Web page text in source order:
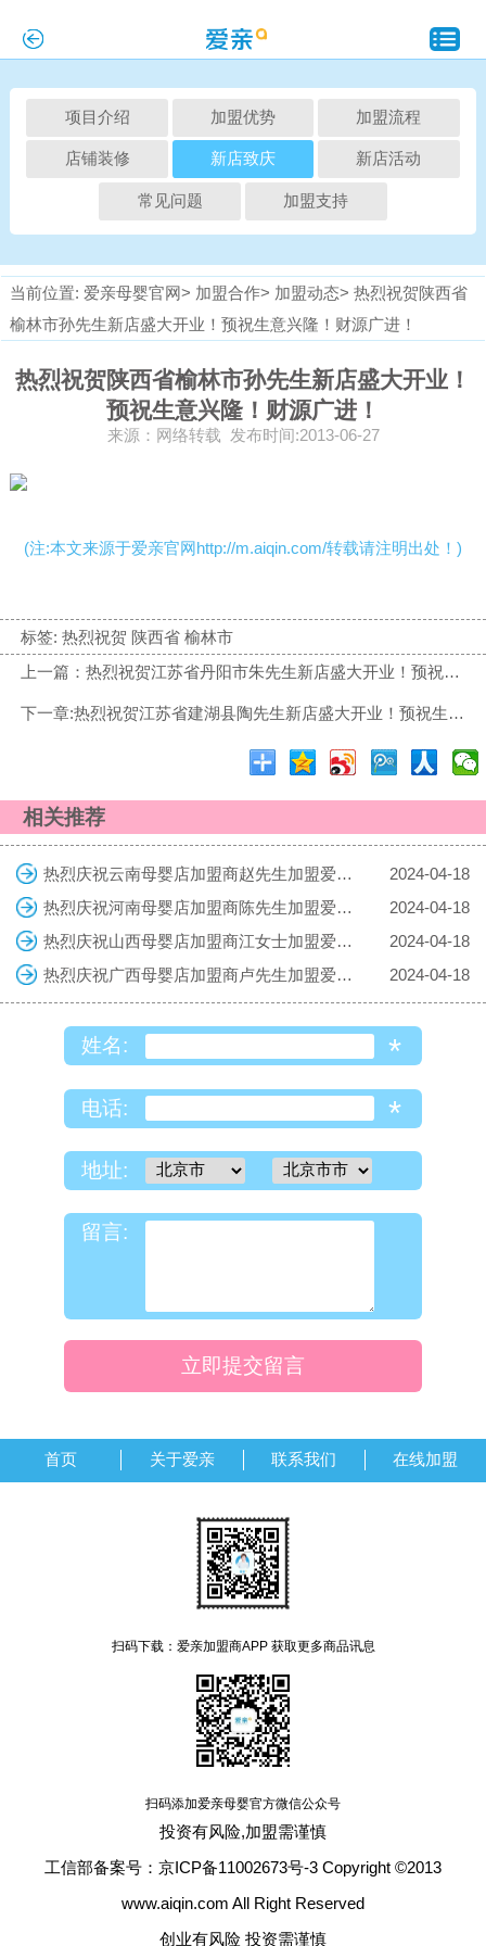
项目介绍 加盟优势 加盟流程
店铺装修 新店致庆 新店活动
常见问题 加盟支持
当前位置: 爱亲母婴官网> 加盟合作> 加盟动态> 热烈祝贺陕西省
榆林市孙先生新店盛大开业！预祝生意兴隆！财源广进！
热烈祝贺陕西省榆林市孙先生新店盛大开业！
预祝生意兴隆！财源广进！
来源：网络转载 发布时间:2013-06-27
(注:本文来源于爱亲官网http://m.aiqin.com/转载请注明出处！)
标签: 热烈祝贺 陕西省 榆林市
上一篇：热烈祝贺江苏省丹阳市朱先生新店盛大开业！预祝生意兴隆！财源广进！
下一章:热烈祝贺江苏省建湖县陶先生新店盛大开业！预祝生意兴隆！财源广进！
相关推荐
热烈庆祝云南母婴店加盟商赵先生加盟爱亲母婴！预祝生意兴隆！
2024-04-18
热烈庆祝河南母婴店加盟商陈先生加盟爱亲母婴！预祝生意兴隆！
2024-04-18
热烈庆祝山西母婴店加盟商江女士加盟爱亲母婴！预祝生意兴隆！
2024-04-18
热烈庆祝广西母婴店加盟商卢先生加盟爱亲母婴！预祝生意兴隆！
2024-04-18
姓名: *
电话: *
地址:
留言:
立即提交留言
首页 关于爱亲 联系我们 在线加盟
扫码下载：爱亲加盟商APP 获取更多商品讯息
扫码添加爱亲母婴官方微信公众号
投资有风险,加盟需谨慎
工信部备案号：京ICP备11002673号-3 Copyright ©2013
www.aiqin.com All Right Reserved
创业有风险 投资需谨慎